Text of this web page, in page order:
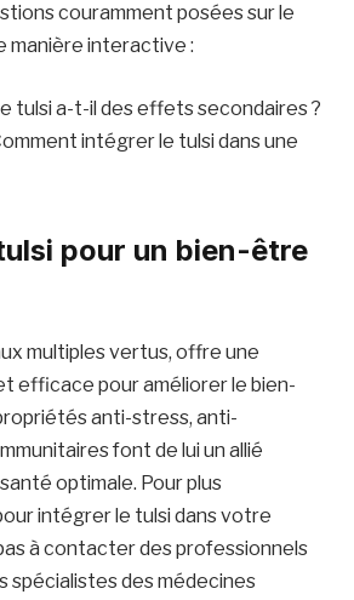
couramment posées sur le
manière interactive :
tulsi a-t-il des effets secondaires ?
intégrer le tulsi dans une
pour un bien-être
multiples vertus, offre une
efficace pour améliorer le bien-
anti-stress, anti-
font de lui un allié
optimale. Pour plus
intégrer le tulsi dans votre
à contacter des professionnels
spécialistes des médecines